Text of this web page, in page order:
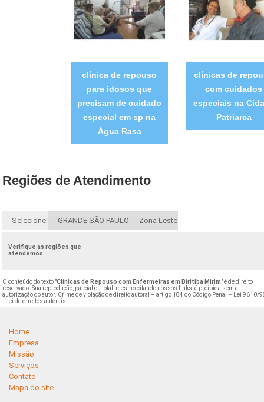
clínica de repouso
para idosos que
precisam de cuidado
especial em sp na
Água Rasa
clínicas de
com cuidados
especiais na
Patriarca
Regiões de Atendimento
Selecione: GRANDE SÃO PAULO Zona Leste
Verifique as regiões que
atendemos
O conteúdo do texto "Clínicas de Repouso com Enfermeiras em Biritiba Mirim" é de direito
reservado. Sua reprodução, parcial ou total, mesmo citando nossos links, é proibida sem a
autorização do autor. Crime de violação de direito autoral – artigo 184 do Código Penal –
Lei 9610/
- Lei de direitos autorais
Home
Empresa
Missão
Serviços
Contato
Mapa do site